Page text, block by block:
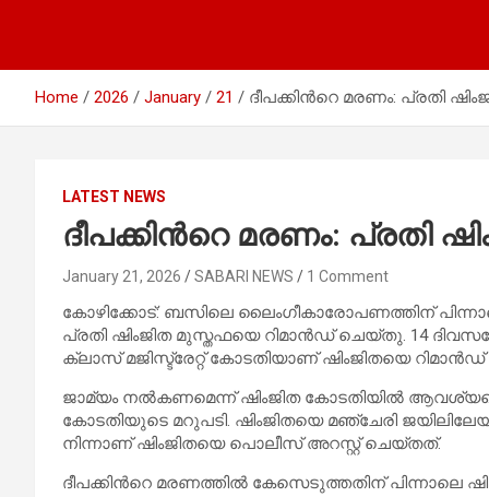
Home 2026 January 21 ദീ​പ​ക്കി​ന്‍റെ മ​ര​ണം: പ്രതി
LATEST NEWS
ദീ​പ​ക്കി​ന്‍റെ മ​ര​ണം: പ്രതി
January 21, 2026 SABARI NEWS 1 Comment
കോ​ഴി​ക്കോ​ട്: ബ​സി​ലെ ലൈം​ഗീ​കാ​രോ​പ​ണ​ത്തി​ന്
പ്ര​തി ഷിം​ജി​ത മു​സ്ത​ഫ​യെ റി​മാ​ൻ​ഡ് ചെ​യ്തു. 14
ക്ലാ​സ് മ​ജി​സ്ട്രേ​റ്റ് കോ​ട​തി​യാ​ണ് ഷിം​ജി​ത​യെ
ജാ​മ്യം ന​ൽ​ക​ണ​മെ​ന്ന് ഷിം​ജി​ത കോ​ട​തി​യി​ൽ
കോ​ട​തി​യു​ടെ മ​റു​പ​ടി. ഷിം​ജി​ത​യെ മ​ഞ്ചേ​രി
നി​ന്നാ​ണ് ഷിം​ജി​ത​യെ പൊ​ലീ​സ് അ​റ​സ്റ്റ് ചെ​യ്ത​ത്.
ദീ​പ​ക്കി​ന്‍റെ മ​ര​ണ​ത്തി​ൽ കേ​സെ​ടു​ത്ത​തി​ന് പി​ന്നാ​ലെ